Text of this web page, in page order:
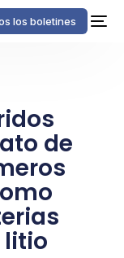
los boletines
de
litio